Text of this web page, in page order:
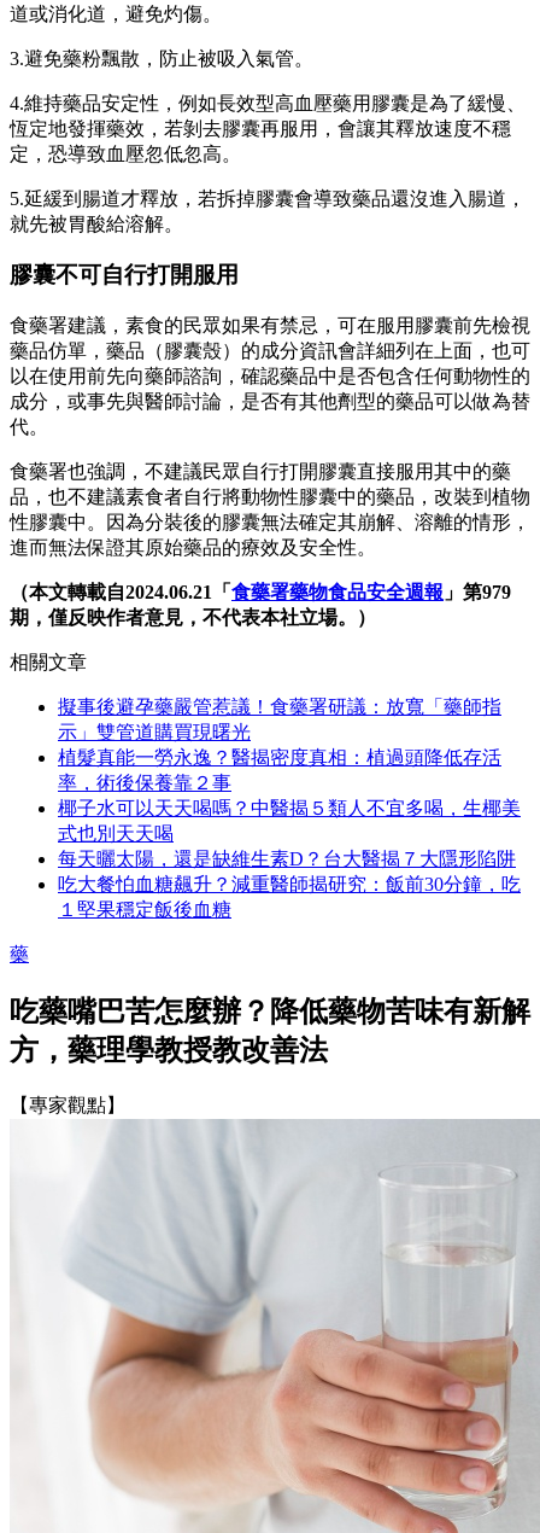
道或消化道，避免灼傷。
3.避免藥粉飄散，防止被吸入氣管。
4.維持藥品安定性，例如長效型高血壓藥用膠囊是為了緩慢、
恆定地發揮藥效，若剝去膠囊再服用，會讓其釋放速度不穩
定，恐導致血壓忽低忽高。
5.延緩到腸道才釋放，若拆掉膠囊會導致藥品還沒進入腸道，
就先被胃酸給溶解。
膠囊不可自行打開服用
食藥署建議，素食的民眾如果有禁忌，可在服用膠囊前先檢視
藥品仿單，藥品（膠囊殼）的成分資訊會詳細列在上面，也可
以在使用前先向藥師諮詢，確認藥品中是否包含任何動物性的
成分，或事先與醫師討論，是否有其他劑型的藥品可以做為替
代。
食藥署也強調，不建議民眾自行打開膠囊直接服用其中的藥
品，也不建議素食者自行將動物性膠囊中的藥品，改裝到植物
性膠囊中。因為分裝後的膠囊無法確定其崩解、溶離的情形，
進而無法保證其原始藥品的療效及安全性。
（本文轉載自2024.06.21「 食藥署藥物食品安全週報 」第979
期，僅反映作者意見，不代表本社立場。）
相關文章
擬事後避孕藥嚴管惹議！食藥署研議：放寬「藥師指
示」雙管道購買現曙光
植髮真能一勞永逸？醫揭密度真相：植過頭降低存活
率，術後保養靠２事
椰子水可以天天喝嗎？中醫揭５類人不宜多喝，生椰美
式也別天天喝
每天曬太陽，還是缺維生素D？台大醫揭７大隱形陷阱
吃大餐怕血糖飆升？減重醫師揭研究：飯前30分鐘，吃
１堅果穩定飯後血糖
藥
吃藥嘴巴苦怎麼辦？降低藥物苦味有新解
方，藥理學教授教改善法
【專家觀點】